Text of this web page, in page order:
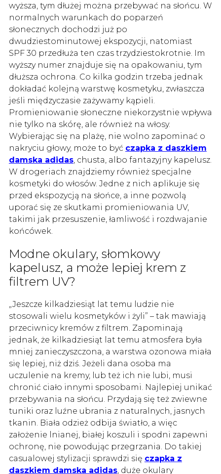
wyższa, tym dłużej można przebywać na słońcu. W
normalnych warunkach do poparzeń
słonecznych dochodzi już po
dwudziestominutowej ekspozycji, natomiast
SPF 30 przedłuża ten czas trzydziestokrotnie. Im
wyższy numer znajduje się na opakowaniu, tym
dłuższa ochrona. Co kilka godzin trzeba jednak
dokładać kolejną warstwę kosmetyku, zwłaszcza
jeśli międzyczasie zażywamy kąpieli.
Promieniowanie słoneczne niekorzystnie wpływa
nie tylko na skórę, ale również na włosy.
Wybierając się na plażę, nie wolno zapominać o
nakryciu głowy, może to być czapka z daszkiem
damska adidas, chusta, albo fantazyjny kapelusz.
W drogeriach znajdziemy również specjalne
kosmetyki do włosów. Jedne z nich aplikuje się
przed ekspozycją na słońce, a inne pozwolą
uporać się ze skutkami promieniowania UV,
takimi jak przesuszenie, łamliwość i rozdwajanie
końcówek.
Modne okulary, słomkowy
kapelusz, a może lepiej krem z
filtrem UV?
„Jeszcze kilkadziesiąt lat temu ludzie nie
stosowali wielu kosmetyków i żyli” – tak mawiają
przeciwnicy kremów z filtrem. Zapominają
jednak, że kilkadziesiąt lat temu atmosfera była
mniej zanieczyszczona, a warstwa ozonowa miała
się lepiej, niż dziś. Jeżeli dana osoba ma
uczulenie na kremy, lub też ich nie lubi, musi
chronić ciało innymi sposobami. Najlepiej unikać
przebywania na słońcu. Przydają się też zwiewne
tuniki oraz luźne ubrania z naturalnych, jasnych
tkanin. Biała odzież odbija światło, a więc
założenie lnianej, białej koszuli i spodni zapewni
ochronę, nie powodując przegrzania. Do takiej
casualowej stylizacji sprawdzi się czapka z
daszkiem damska adidas, duże okulary